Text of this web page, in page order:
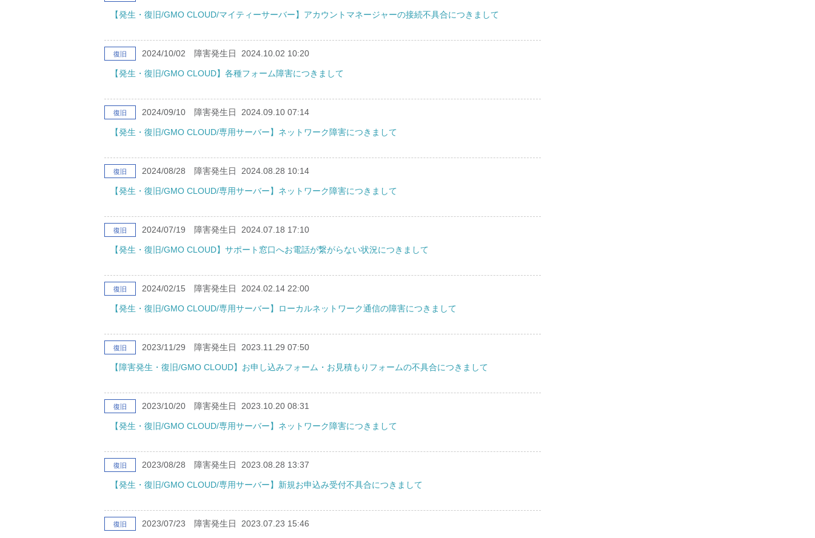
【発生・復旧/GMO CLOUD/マイティーサーバー】アカウントマネージャーの接続不具合につきまして
2024/10/02 障害発生日 2024.10.02 10:20
復旧
【発生・復旧/GMO CLOUD】各種フォーム障害につきまして
2024/09/10 障害発生日 2024.09.10 07:14
復旧
【発生・復旧/GMO CLOUD/専用サーバー】ネットワーク障害につきまして
2024/08/28 障害発生日 2024.08.28 10:14
復旧
【発生・復旧/GMO CLOUD/専用サーバー】ネットワーク障害につきまして
2024/07/19 障害発生日 2024.07.18 17:10
復旧
【発生・復旧/GMO CLOUD】サポート窓口へお電話が繋がらない状況につきまして
2024/02/15 障害発生日 2024.02.14 22:00
復旧
【発生・復旧/GMO CLOUD/専用サーバー】ローカルネットワーク通信の障害につきまして
2023/11/29 障害発生日 2023.11.29 07:50
復旧
【障害発生・復旧/GMO CLOUD】お申し込みフォーム・お見積もりフォームの不具合につきまして
2023/10/20 障害発生日 2023.10.20 08:31
復旧
【発生・復旧/GMO CLOUD/専用サーバー】ネットワーク障害につきまして
2023/08/28 障害発生日 2023.08.28 13:37
復旧
【発生・復旧/GMO CLOUD/専用サーバー】新規お申込み受付不具合につきまして
2023/07/23 障害発生日 2023.07.23 15:46
復旧